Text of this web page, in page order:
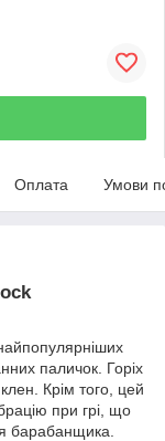
Оплата Умови
паличок. Горіх
Крім того, цей
при грі, що
барабанщика.